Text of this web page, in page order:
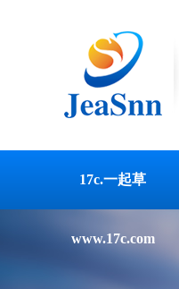
17c.一起草
www.17c.com